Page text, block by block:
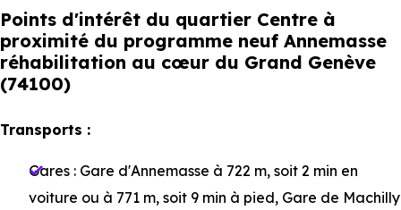
Points d'intérêt du quartier Centre à
proximité du programme neuf Annemasse
réhabilitation au cœur du Grand Genève
(74100)
Transports :
Gares : Gare d'Annemasse à 722 m, soit 2 min en
voiture ou à 771 m, soit 9 min à pied, Gare de Machilly